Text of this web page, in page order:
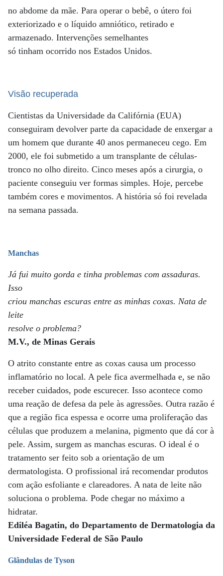
no abdome da mãe. Para operar o bebê, o útero foi
exteriorizado e o líquido amniótico, retirado e
armazenado. Intervenções semelhantes
só tinham ocorrido nos Estados Unidos.
Visão recuperada
Cientistas da Universidade da Califórnia (EUA)
conseguiram devolver parte da capacidade de enxergar a
um homem que durante 40 anos permaneceu cego. Em
2000, ele foi submetido a um transplante de células-
tronco no olho direito. Cinco meses após a cirurgia, o
paciente conseguiu ver formas simples. Hoje, percebe
também cores e movimentos. A história só foi revelada
na semana passada.
Manchas
Já fui muito gorda e tinha problemas com assaduras.
Isso
criou manchas escuras entre as minhas coxas. Nata de
leite
resolve o problema?
M.V., de Minas Gerais
O atrito constante entre as coxas causa um processo
inflamatório no local. A pele fica avermelhada e, se não
receber cuidados, pode escurecer. Isso acontece como
uma reação de defesa da pele às agressões. Outra razão é
que a região fica espessa e ocorre uma proliferação das
células que produzem a melanina, pigmento que dá cor à
pele. Assim, surgem as manchas escuras. O ideal é o
tratamento ser feito sob a orientação de um
dermatologista. O profissional irá recomendar produtos
com ação esfoliante e clareadores. A nata de leite não
soluciona o problema. Pode chegar no máximo a
hidratar.
Ediléa Bagatin, do Departamento de Dermatologia da
Universidade Federal de São Paulo
Glândulas de Tyson